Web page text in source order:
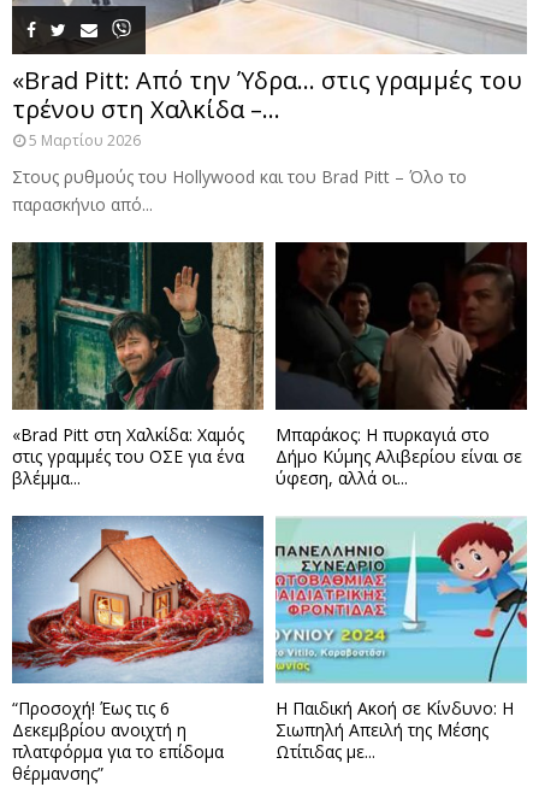
«Brad Pitt: Από την Ύδρα… στις γραμμές του
τρένου στη Χαλκίδα –...
5 Μαρτίου 2026
Στους ρυθμούς του Hollywood και του Brad Pitt – Όλο το
παρασκήνιο από...
«Brad Pitt στη Χαλκίδα: Χαμός
στις γραμμές του ΟΣΕ για ένα
βλέμμα...
Μπαράκος: Η πυρκαγιά στο
Δήμο Κύμης Αλιβερίου είναι σε
ύφεση, αλλά οι...
“Προσοχή! Έως τις 6
Δεκεμβρίου ανοιχτή η
πλατφόρμα για το επίδομα
θέρμανσης”
Η Παιδική Ακοή σε Κίνδυνο: Η
Σιωπηλή Απειλή της Μέσης
Ωτίτιδας με...